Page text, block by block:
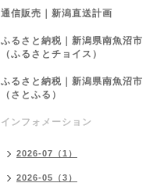
通信販売｜新潟直送計画
ふるさと納税｜新潟県南魚沼市
（ふるさとチョイス）
ふるさと納税｜新潟県南魚沼市
（さとふる）
インフォメーション
2026-07（1）
2026-05（3）